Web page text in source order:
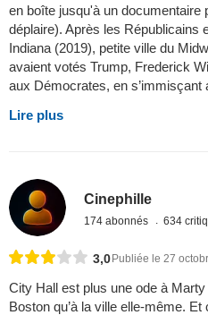
en boîte jusqu'à un documentaire
déplaire). Après les Républicains
Indiana (2019), petite ville du
avaient votés Trump, Frederick
aux Démocrates, en s’immisçant
Lire plus
Cinephille
174 abonnés 634
3,0 Publiée le 27
City Hall est plus une ode à
Boston qu’à la ville elle-même.